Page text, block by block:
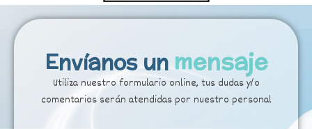
Envíanos un mensaje
Utiliza nuestro formulario online, tus dudas y/o
comentarios serán atendidas por nuestro personal